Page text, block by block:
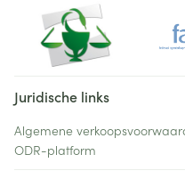
Juridische links
Algemene
ODR-platform